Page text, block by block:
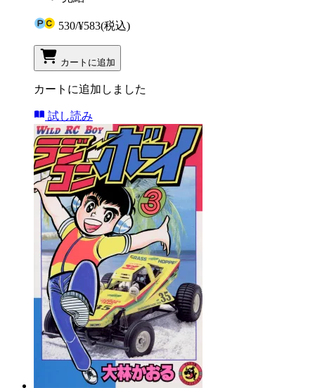
530/¥583(税込)
カートに追加
カートに追加しました
試し読み